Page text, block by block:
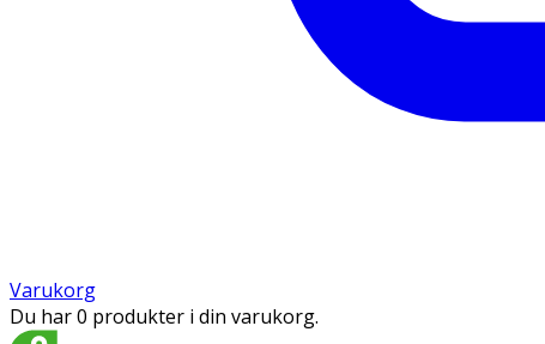
Varukorg
Du har 0 produkter i din varukorg.